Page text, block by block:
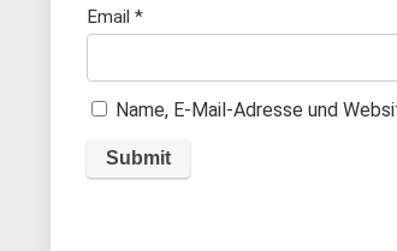
Email *
Name, E-Mail-Adresse und